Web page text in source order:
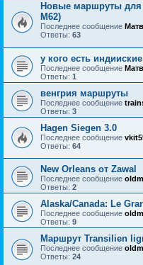
Новые маршруты
М62)
Последнее сообщение
Ответы: 63
у кого есть
Последнее сообщение
Ответы: 1
венгрия маршруты
Последнее сообщение
Ответы: 3
Hagen Siegen 3.0
Последнее сообщение
Ответы: 64
New Orleans от Zawal
Последнее сообщение
Ответы: 2
Alaska/Canada: Le
Последнее сообщение
Ответы: 9
Маршрут Transilien
Последнее сообщение
Ответы: 24